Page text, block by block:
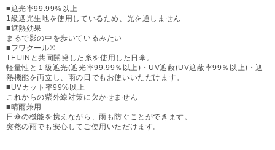
■遮光率99.99%以上
1級遮光生地を使用しているため、光を通しません
■遮熱効果
まるで影の中を歩いているみたい
■フワクール®
TEIJINと共同開発した糸を使用した日傘。
軽量性と１級遮光(遮光率99.99％以上)・UV遮蔽(UV遮蔽率99％以上)・遮
熱機能を両立し、雨の日でもお使いいただけます。
■UVカット率99%以上
これからの紫外線対策に欠かせません
■晴雨兼用
日傘の機能を携えながら、雨も防ぐことができます。
突然の雨でも安心してご使用いただけます。